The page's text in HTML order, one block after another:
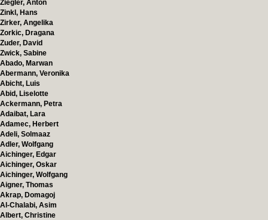
Ziegler, Anton
Zinkl, Hans
Zirker, Angelika
Zorkic, Dragana
Zuder, David
Zwick, Sabine
Abado, Marwan
Abermann, Veronika
Abicht, Luis
Abid, Liselotte
Ackermann, Petra
Adaibat, Lara
Adamec, Herbert
Adeli, Solmaaz
Adler, Wolfgang
Aichinger, Edgar
Aichinger, Oskar
Aichinger, Wolfgang
Aigner, Thomas
Akrap, Domagoj
Al-Chalabi, Asim
Albert, Christine